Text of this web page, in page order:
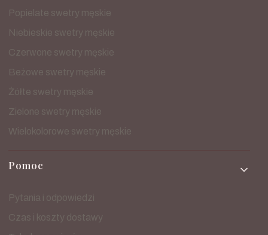
Popielate swetry męskie
Niebieskie swetry męskie
Czerwone swetry męskie
Beżowe swetry męskie
Żółte swetry męskie
Zielone swetry męskie
Wielokolorowe swetry męskie
Pomoc
Pytania i odpowiedzi
Czas i koszty dostawy